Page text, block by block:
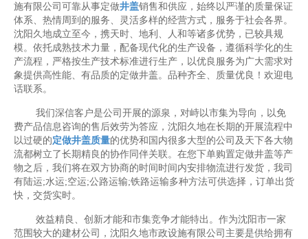
施有限公司可靠从事定做井盖销售和供应，始终以严谨的质量保证
体系、热情周到的服务、灵活多样的经营方式，服务于社会各界。
沈阳久地成立至今，携天时、地利、人和等诸多优势，已较具规
模。依托成熟技术力量，配备现代化的生产设备，遵循科学化的生
产流程，严格按生产技术标准进行生产，以优良服务为广大需求对
象提供高性能、有品质的定做井盖。品种齐全、质量优良！欢迎电
话联系。
我们深信客户是公司开展的源泉，对峙以市集为导向，以免
费产品信息咨询的售后效劳为答应，沈阳久地在长期的开展流程中
以过硬的定做井盖质量的优势和国内很多大型的公司及天下各大物
流都树立了长期精良的协作同伴关联。在您下单购置定做井盖等产
物之后，我们将在双方协商的时间时间内安排物流进行发货，我司
有陆运;水运;空运;公路运输;铁路运输多种方法可供选择，订单出货
快，交货实时。
效益精良、创新才能和市集竞争才能特出。作为沈阳市一家
范围较大的建材公司，沈阳久地市政设施有限公司主要是供给拥有